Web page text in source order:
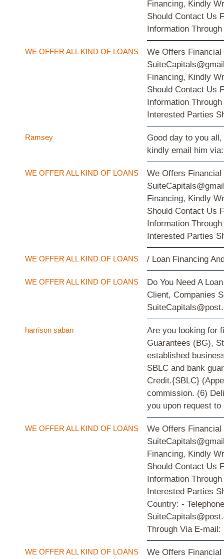
Financing, Kindly
Should Contact Us
Information
WE OFFER ALL KIND OF LOANS
We Offers Financial
Financing, Kindly
Should Contact Us
Information
Interested Parties
Ramsey
Good day to you
kindly email him
WE OFFER ALL KIND OF LOANS
We Offers Financial
Financing, Kindly
Should Contact Us
Information
Interested Parties
WE OFFER ALL KIND OF LOANS / Loan Financing
WE OFFER ALL KIND OF LOANS
Do You Need A
Client, Companies
harrison saban
Are you looking for
Guarantees (BG),
established
SBLC and bank
Credit.{SBLC}
commission. (6)
you upon request
WE OFFER ALL KIND OF LOANS
We Offers Financial
Financing, Kindly
Should Contact Us
Information
Interested Parties
Country: -
Through Via E-
WE OFFER ALL KIND OF LOANS
We Offers Financial